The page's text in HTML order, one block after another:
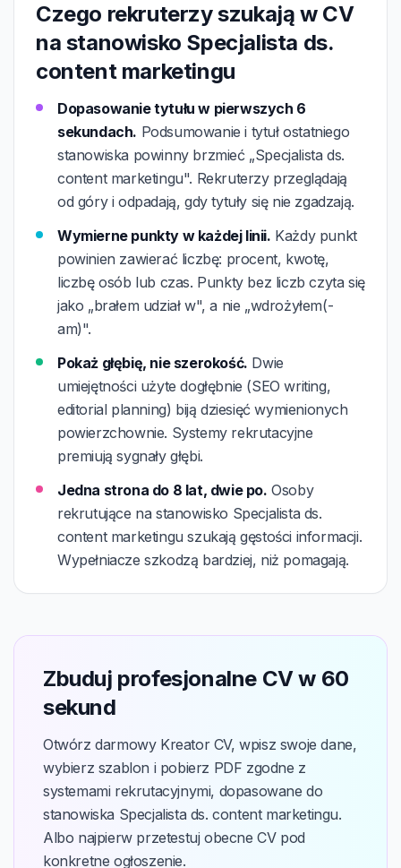
Czego rekruterzy szukają w CV
na stanowisko Specjalista ds.
content marketingu
Dopasowanie tytułu w pierwszych 6
sekundach. Podsumowanie i tytuł ostatniego
stanowiska powinny brzmieć „Specjalista ds.
content marketingu". Rekruterzy przeglądają
od góry i odpadają, gdy tytuły się nie zgadzają.
Wymierne punkty w każdej linii. Każdy punkt
powinien zawierać liczbę: procent, kwotę,
liczbę osób lub czas. Punkty bez liczb czyta się
jako „brałem udział w", a nie „wdrożyłem(-
am)".
Pokaż głębię, nie szerokość. Dwie
umiejętności użyte dogłębnie (SEO writing,
editorial planning) biją dziesięć wymienionych
powierzchownie. Systemy rekrutacyjne
premiują sygnały głębi.
Jedna strona do 8 lat, dwie po. Osoby
rekrutujące na stanowisko Specjalista ds.
content marketingu szukają gęstości informacji.
Wypełniacze szkodzą bardziej, niż pomagają.
Zbuduj profesjonalne CV w 60
sekund
Otwórz darmowy Kreator CV, wpisz swoje dane,
wybierz szablon i pobierz PDF zgodne z
systemami rekrutacyjnymi, dopasowane do
stanowiska Specjalista ds. content marketingu.
Albo najpierw przetestuj obecne CV pod
konkretne ogłoszenie.